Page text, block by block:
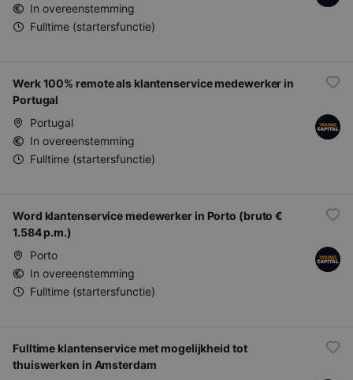
In overeenstemming
Fulltime (startersfunctie)
Werk 100% remote als klantenservice medewerker in
Portugal
Portugal
In overeenstemming
Fulltime (startersfunctie)
Word klantenservice medewerker in Porto (bruto €
1.584 p.m.)
Porto
In overeenstemming
Fulltime (startersfunctie)
Fulltime klantenservice met mogelijkheid tot
thuiswerken in Amsterdam